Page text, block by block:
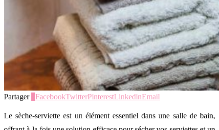
Partager FacebookTwitterPinterestLinkedinEmail
Le sèche-serviette est un élément essentiel dans une salle de bain,